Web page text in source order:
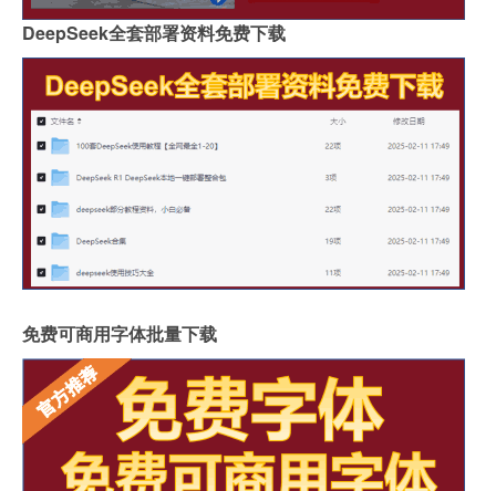
DeepSeek全套部署资料免费下载
免费可商用字体批量下载